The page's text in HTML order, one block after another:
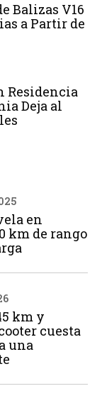
Balizas V16
a Partir de
Residencia
Deja al
en
km de rango
km y
cuesta
una